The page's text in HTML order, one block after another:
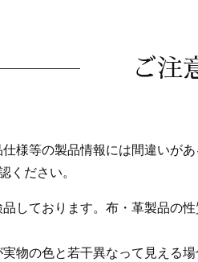
ご注
様等の製品情報には間違いが
ください。
しております。布・革製品の
物の色と若干異なって見える